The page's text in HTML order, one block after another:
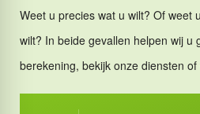
Weet u precies wat u wilt? Of weet
wilt? In beide gevallen helpen wij u
berekening, bekijk onze diensten